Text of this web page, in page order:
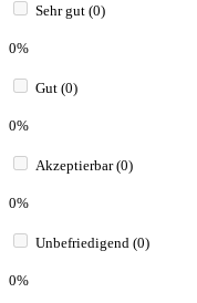
Sehr gut (0)
0%
Gut (0)
0%
Akzeptierbar (0)
0%
Unbefriedigend (0)
0%